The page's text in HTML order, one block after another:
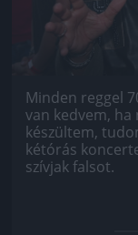
Minden reggel
van kedvem,
készültem,
kétórás
szívjak falsot.